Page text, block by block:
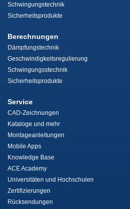
Schwingungstechnik
Sicherheitsprodukte
Berechnungen
Dämpfungstechnik
Geschwindigkeitsregulierung
Schwingungsstechnik
Sicherheitsprodukte
Service
CAD-Zeichnungen
Kataloge und mehr
Montageanleitungen
Mobile Apps
Knowledge Base
ACE Academy
Universitäten und Hochschulen
Zertifizierungen
Rücksendungen